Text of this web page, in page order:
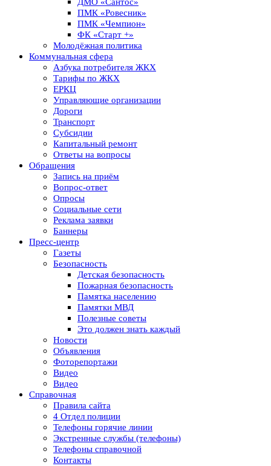
ДМО «Сантос»
ПМК «Ровесник»
ПМК «Чемпион»
ФК «Старт +»
Молодёжная политика
Коммунальная сфера
Азбука потребителя ЖКХ
Тарифы по ЖКХ
ЕРКЦ
Управляющие организации
Дороги
Транспорт
Субсидии
Капитальный ремонт
Ответы на вопросы
Обращения
Запись на приём
Вопрос-ответ
Опросы
Социальные сети
Реклама заявки
Баннеры
Пресс-центр
Газеты
Безопасность
Детская безопасность
Пожарная безопасность
Памятка населению
Памятки МВД
Полезные советы
Это должен знать каждый
Новости
Объявления
Фоторепортажи
Видео
Видео
Справочная
Правила сайта
4 Отдел полиции
Телефоны горячие линии
Экстренные службы (телефоны)
Телефоны справочной
Контакты